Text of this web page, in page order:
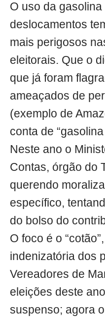
O uso da gasolina
deslocamentos
mais perigosos
eleitorais. Que o
que já foram
ameaçados de
(exemplo de
conta de
Neste ano o
Contas, órgão do
querendo
específico,
do bolso do
O foco é o
indenizatória dos
Vereadores de
eleições deste
suspenso; agora